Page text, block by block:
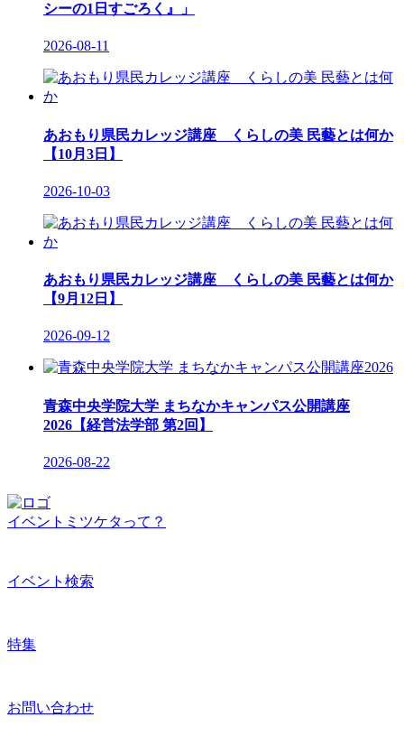
シーの1日すごろく』」
2026-08-11
あおもり県民カレッジ講座 くらしの美 民藝とは何か
【10月3日】
2026-10-03
あおもり県民カレッジ講座 くらしの美 民藝とは何か
【9月12日】
2026-09-12
青森中央学院大学 まちなかキャンパス公開講座
2026【経営法学部 第2回】
2026-08-22
イベントミツケタって？
イベント検索
特集
お問い合わせ